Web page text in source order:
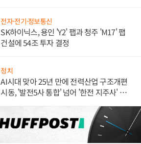
전자·전기·정보통신
SK하이닉스, 용인 'Y2' 팹과 청주 'M17' 팹
건설에 54조 투자 결정
정치
AI시대 맞아 25년 만에 전력산업 구조개편
시동, '발전5사 통합' 넘어 '한전 지주사' 재편